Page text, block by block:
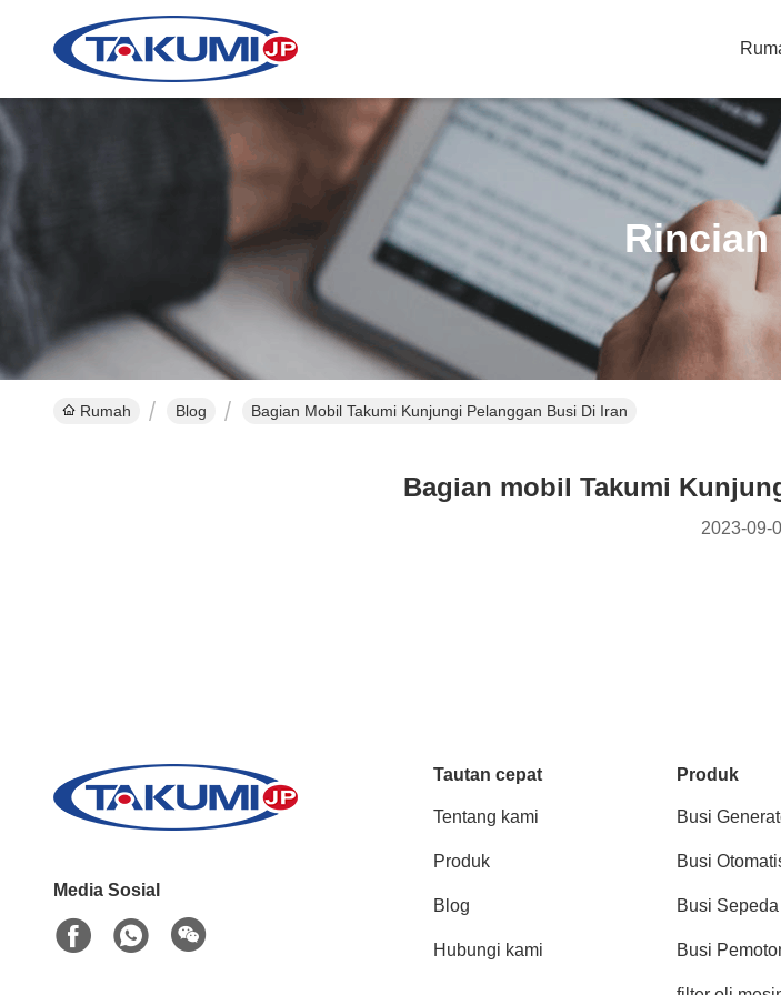
Rincian
Rumah Blog Bagian Mobil Takumi Kunjungi Pelanggan Busi Di Iran
Bagian mobil Takumi
2023-09-
Media Sosial
Tautan cepat
Tentang kami
Produk
Blog
Hubungi kami
Produk
Busi
Busi
Busi
Busi